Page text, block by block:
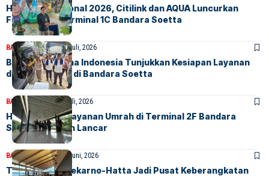
Hari Anak Nasional 2026, Citilink dan AQUA Luncurkan
Flomiland di Terminal 1C Bandara Soetta
BANDARABERITA17 Juli, 2026
Badan Karantina Indonesia Tunjukkan Kesiapan Layanan
dan Biosekuriti di Bandara Soetta
BANDARABERITA2 Juli, 2026
Hari Pertama Layanan Umrah di Terminal 2F Bandara
Soetta Berjalan Lancar
BANDARABERITA 26 Juni, 2026
Terminal 2F Soekarno-Hatta Jadi Pusat Keberangkatan